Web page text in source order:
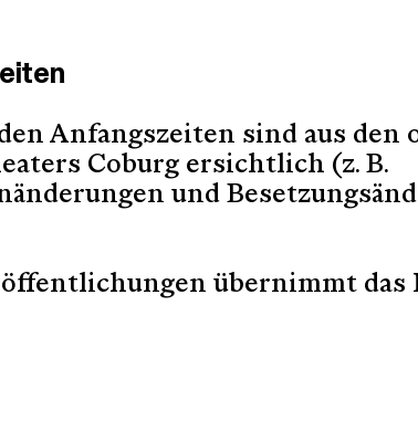
Anfangszeiten sind aus den
Coburg ersichtlich (z. B.
und
übernimmt das